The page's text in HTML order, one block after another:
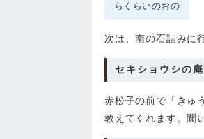
らくらいのおの
次は、南の石詰みに
セキショウシの庵
赤松子の前で「きゅ
教えてくれます。聞